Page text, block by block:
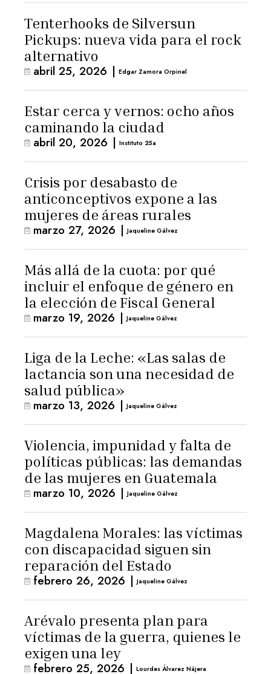
Tenterhooks de Silversun
Pickups: nueva vida para el rock
alternativo
abril 25, 2026 | Edgar Zamora Orpinel
Estar cerca y vernos: ocho años
caminando la ciudad
abril 20, 2026 | Instituto 25a
Crisis por desabasto de
anticonceptivos expone a las
mujeres de áreas rurales
marzo 27, 2026 | Jaqueline Gálvez
Más allá de la cuota: por qué
incluir el enfoque de género en
la elección de Fiscal General
marzo 19, 2026 | Jaqueline Gálvez
Liga de la Leche: «Las salas de
lactancia son una necesidad de
salud pública»
marzo 13, 2026 | Jaqueline Gálvez
Violencia, impunidad y falta de
políticas públicas: las demandas
de las mujeres en Guatemala
marzo 10, 2026 | Jaqueline Gálvez
Magdalena Morales: las víctimas
con discapacidad siguen sin
reparación del Estado
febrero 26, 2026 | Jaqueline Gálvez
Arévalo presenta plan para
víctimas de la guerra, quienes le
exigen una ley
febrero 25, 2026 | Lourdes Álvarez Nájera